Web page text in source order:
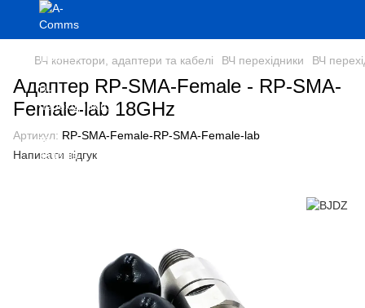
ВЧ конектори, адаптери та кабелі ВЧ перехідники ВЧ
Адаптер RP-SMA-Female - RP-SMA-
Female-lab 18GHz
Артикул: RP-SMA-Female-RP-SMA-Female-lab
Написати відгук